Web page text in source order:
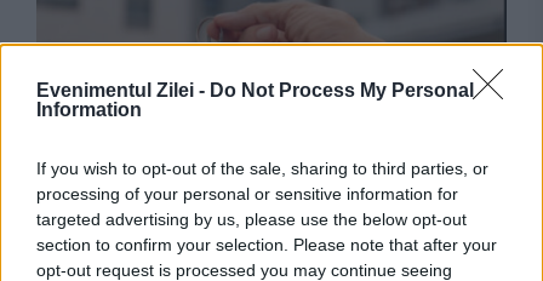
Evenimentul Zilei - Do Not Process My Personal
Information
If you wish to opt-out of the sale, sharing to third parties, or
processing of your personal or sensitive information for
targeted advertising by us, please use the below opt-out
section to confirm your selection. Please note that after your
opt-out request is processed you may continue seeing
SOCIAL
Credite de sute de milioane de euro, în
așteptare din cauza problemelor de la ANCPI.